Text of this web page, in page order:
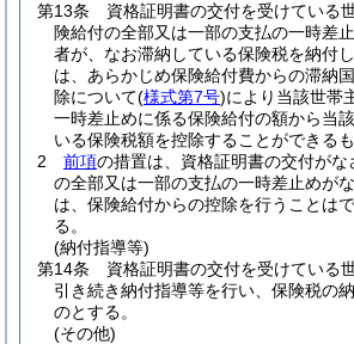
第13条
資格証明書の交付を受けている
険給付の全部又は一部の支払の一時差
者が、なお滞納している保険税を納付
は、あらかじめ保険給付費からの滞納
除について(様式第7号)により当該世帯
一時差止めに係る保険給付の額から当
いる保険税額を控除することができるも
2
前項の措置は、資格証明書の交付が
の全部又は一部の支払の一時差止めが
は、保険給付からの控除を行うことは
る。
(納付指導等)
第14条
資格証明書の交付を受けている
引き続き納付指導等を行い、保険税の
のとする。
(その他)